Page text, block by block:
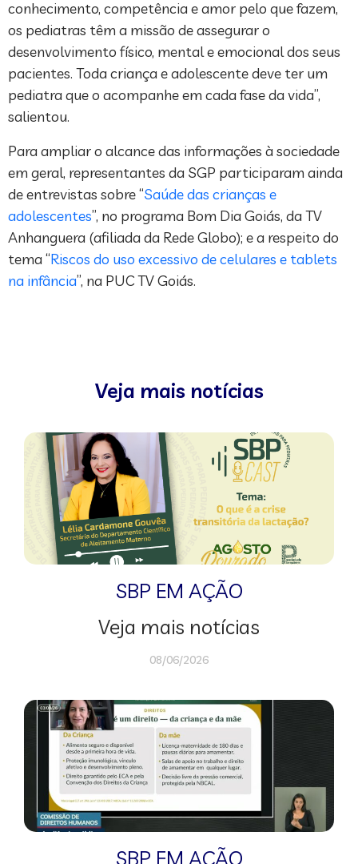
conhecimento, competência e amor pelo que fazem,
os pediatras têm a missão de assegurar o
desenvolvimento físico, mental e emocional dos seus
pacientes. Toda criança e adolescente deve ter um
pediatra que o acompanhe em cada fase da vida”,
salientou.
Para ampliar o alcance das informações à sociedade
em geral, representantes da SGP participaram ainda
de entrevistas sobre “Saúde das crianças e
adolescentes”, no programa Bom Dia Goiás, da TV
Anhanguera (afiliada da Rede Globo); e a respeito do
tema “Riscos do uso excessivo de celulares e tablets
na infância”, na PUC TV Goiás.
Veja mais notícias
SBP EM AÇÃO
Veja mais notícias
08/06/2026
SBP EM AÇÃO